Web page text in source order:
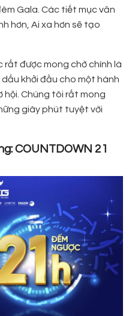
Gala. Các tiết mục văn
hơn, Ai xa hơn sẽ tạo
được mong chờ chính là
dấu khởi đầu cho một hành
hội. Chúng tôi rất mong
giây phút tuyệt vời
COUNTDOWN 21